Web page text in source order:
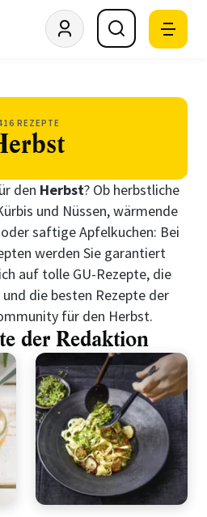
REZEPTE
den Herbst? Ob herbstliche
und Nüssen, wärmende
saftige Apfelkuchen: Bei
werden Sie garantiert
auf tolle GU-Rezepte, die
die besten Rezepte der
für den Herbst.
der Redaktion